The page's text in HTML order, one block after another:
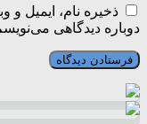
ذخیره نام، ایمیل
دوباره دیدگاهی